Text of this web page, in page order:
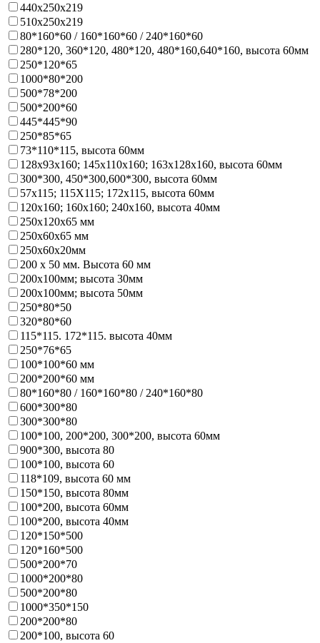
440х250х219
510х250х219
80*160*60 / 160*160*60 / 240*160*60
280*120, 360*120, 480*120, 480*160,640*160, высота 60мм
250*120*65
1000*80*200
500*78*200
500*200*60
445*445*90
250*85*65
73*110*115, высота 60мм
128х93x160; 145х110x160; 163х128x160, высота 60мм
300*300, 450*300,600*300, высота 60мм
57х115; 115Х115; 172х115, высота 60мм
120х160; 160х160; 240х160, высота 40мм
250х120х65 мм
250х60х65 мм
250х60х20мм
200 х 50 мм. Высота 60 мм
200х100мм; высота 30мм
200х100мм; высота 50мм
250*80*50
320*80*60
115*115. 172*115. высота 40мм
250*76*65
100*100*60 мм
200*200*60 мм
80*160*80 / 160*160*80 / 240*160*80
600*300*80
300*300*80
100*100, 200*200, 300*200, высота 60мм
900*300, высота 80
100*100, высота 60
118*109, высота 60 мм
150*150, высота 80мм
100*200, высота 60мм
100*200, высота 40мм
120*150*500
120*160*500
500*200*70
1000*200*80
500*200*80
1000*350*150
200*200*80
200*100, высота 60